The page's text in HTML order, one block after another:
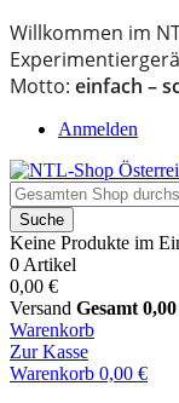
Willkommen im
Motto: einfach –
Anmelden
Suche
Keine Produkte im
0 Artikel
0,00 €
Versand Gesamt
Warenkorb
Zur Kasse
Warenkorb 0,00 €